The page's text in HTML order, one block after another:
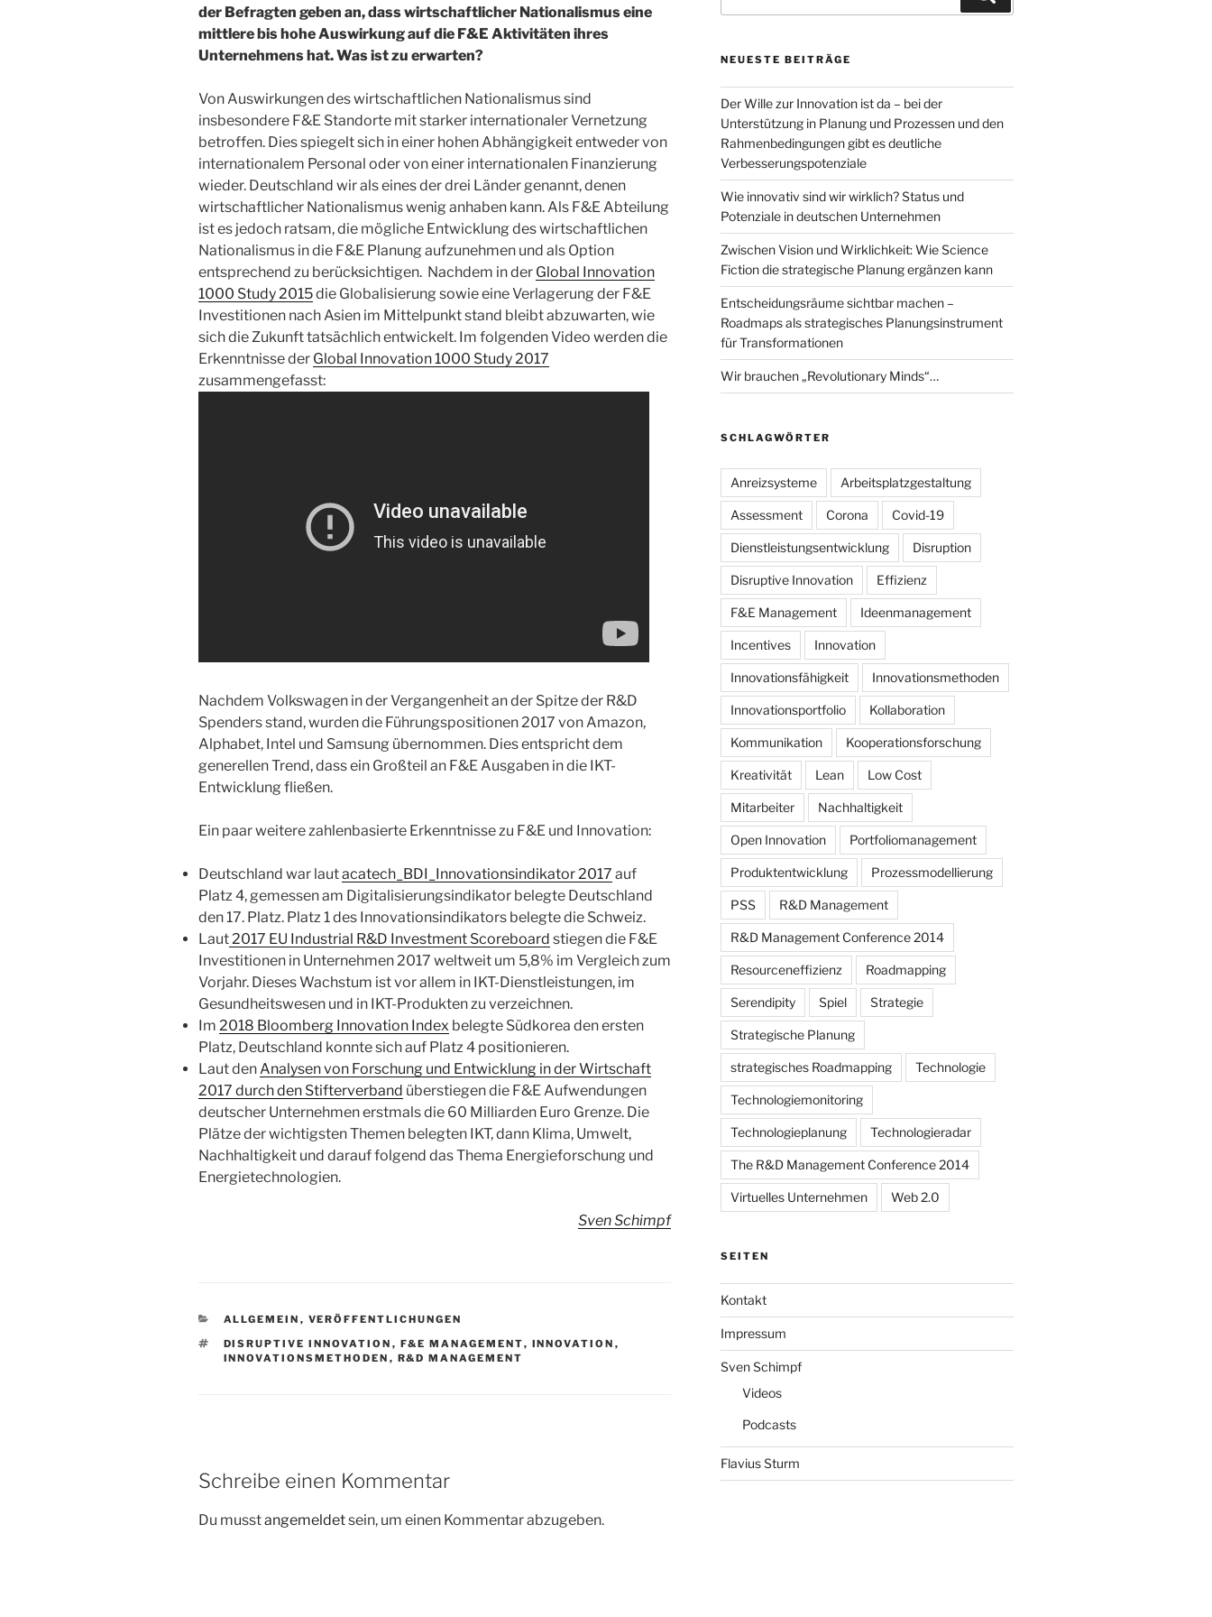
der Befragten geben an, dass wirtschaftlicher Nationalismus eine
mittlere bis hohe Auswirkung auf die F&E Aktivitäten ihres
Unternehmens hat. Was ist zu erwarten?
Von Auswirkungen des wirtschaftlichen Nationalismus sind
insbesondere F&E Standorte mit starker internationaler Vernetzung
betroffen. Dies spiegelt sich in einer hohen Abhängigkeit entweder von
internationalem Personal oder von einer internationalen Finanzierung
wieder. Deutschland wir als eines der drei Länder genannt, denen
wirtschaftlicher Nationalismus wenig anhaben kann. Als F&E Abteilung
ist es jedoch ratsam, die mögliche Entwicklung des wirtschaftlichen
Nationalismus in die F&E Planung aufzunehmen und als Option
entsprechend zu berücksichtigen. Nachdem in der Global Innovation
1000 Study 2015die Globalisierung sowie eine Verlagerung der F&E
Investitionen nach Asien im Mittelpunkt stand bleibt abzuwarten, wie
sich die Zukunft tatsächlich entwickelt. Im folgenden Video werden die
Erkenntnisse der Global Innovation 1000 Study 2017
zusammengefasst:
Nachdem Volkswagen in der Vergangenheit an der Spitze der R&D
Spenders stand, wurden die Führungspositionen 2017 von Amazon,
Alphabet, Intel und Samsung übernommen. Dies entspricht dem
generellen Trend, dass ein Großteil an F&E Ausgaben in die IKT-
Entwicklung fließen.
Ein paar weitere zahlenbasierte Erkenntnisse zu F&E und Innovation:
Deutschland war lautacatech_BDI_Innovationsindikator 2017 auf
Platz 4, gemessen am Digitalisierungsindikator belegte Deutschland
den 17. Platz. Platz 1 des Innovationsindikators belegte die Schweiz.
Laut2017 EU Industrial R&D Investment Scoreboard stiegen die F&E
Investitionen in Unternehmen 2017 weltweit um 5,8% im Vergleich zum
Vorjahr. Dieses Wachstum ist vor allem in IKT-Dienstleistungen, im
Gesundheitswesen und in IKT-Produkten zu verzeichnen.
Im 2018 Bloomberg Innovation Index belegte Südkorea den ersten
Platz, Deutschland konnte sich auf Platz 4 positionieren.
Laut denAnalysen von Forschung und Entwicklung in der Wirtschaft
2017 durch den Stifterverband überstiegen die F&E Aufwendungen
deutscher Unternehmen erstmals die 60 Milliarden Euro Grenze. Die
Plätze der wichtigsten Themen belegten IKT, dann Klima, Umwelt,
Nachhaltigkeit und darauf folgend das Thema Energieforschung und
Energietechnologien.
Sven Schimpf
KATEGORIEN
ALLGEMEIN , VERÖFFENTLICHUNGEN
SCHLAGWÖRTER
DISRUPTIVE INNOVATION , F&E MANAGEMENT, INNOVATION ,
INNOVATIONSMETHODEN , R&D MANAGEMENT
Schreibe einen Kommentar
Du musstangemeldetsein, um einen Kommentar abzugeben.
NEUESTE BEITRÄGE
Der Wille zur Innovation ist da – bei der
Unterstützung in Planung und Prozessen und den
Rahmenbedingungen gibt es deutliche
Verbesserungspotenziale
Wie innovativ sind wir wirklich? Status und
Potenziale in deutschen Unternehmen
Zwischen Vision und Wirklichkeit: Wie Science
Fiction die strategische Planung ergänzen kann
Entscheidungsräume sichtbar machen –
Roadmaps als strategisches Planungsinstrument
für Transformationen
Wir brauchen „Revolutionary Minds“…
SCHLAGWÖRTER
Anreizsysteme Arbeitsplatzgestaltung
Assessment Corona Covid-19
Dienstleistungsentwicklung Disruption
Disruptive Innovation Effizienz
F&E Management Ideenmanagement
Incentives Innovation
Innovationsfähigkeit Innovationsmethoden
Innovationsportfolio Kollaboration
Kommunikation Kooperationsforschung
Kreativität Lean Low Cost
Mitarbeiter Nachhaltigkeit
Open Innovation Portfoliomanagement
Produktentwicklung Prozessmodellierung
PSS R&D Management
R&D Management Conference 2014
Resourceneffizienz Roadmapping
Serendipity Spiel Strategie
Strategische Planung
strategisches Roadmapping Technologie
Technologiemonitoring
Technologieplanung Technologieradar
The R&D Management Conference 2014
Virtuelles Unternehmen Web 2.0
SEITEN
Kontakt
Impressum
Sven Schimpf
Videos
Podcasts
Flavius Sturm